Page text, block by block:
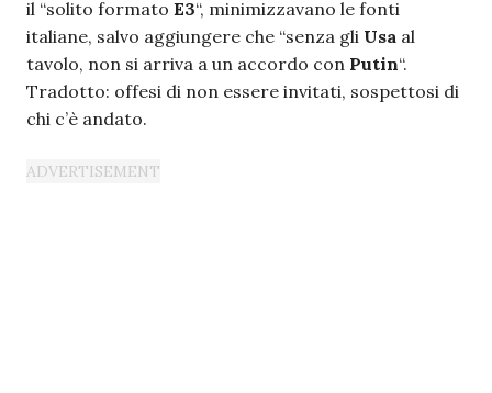
il “solito formato E3“, minimizzavano le fonti
italiane, salvo aggiungere che “senza gli Usa al
tavolo, non si arriva a un accordo con Putin“.
Tradotto: offesi di non essere invitati, sospettosi di
chi c’è andato.